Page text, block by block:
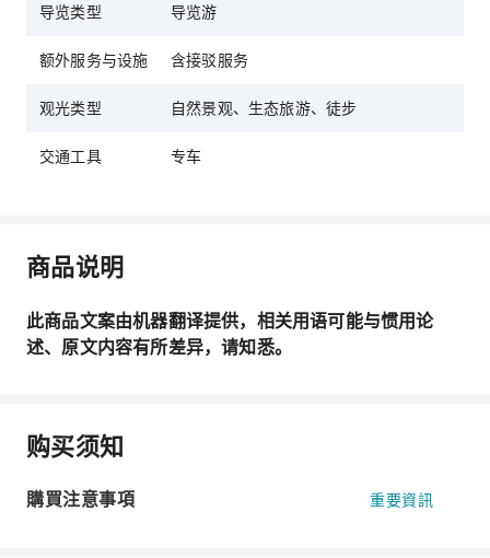
导览类型 导览游
额外服务与设施 含接驳服务
观光类型 自然景观、生态旅游、徒步
交通工具 专车
商品说明
此商品文案由机器翻译提供，相关用语可能与惯用论
述、原文内容有所差异，请知悉。
购买须知
購買注意事項 重要資訊